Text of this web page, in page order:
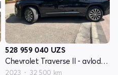
528 959 040 UZS
Chevrolet Traverse II - avlod restyling
2023 32 500 km